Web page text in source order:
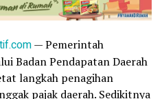
— Pemerintah
Badan Pendapatan Daerah
langkah penagihan
pajak daerah. Sedikitnya